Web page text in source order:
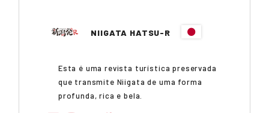
NIIGATA HATSU-R
Esta é uma revista turística preservada
que transmite Niigata de uma forma
profunda, rica e bela.